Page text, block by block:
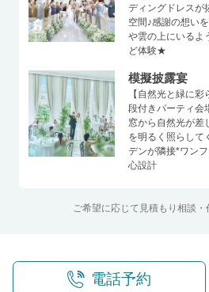
ディングドレスが
空間♪感謝の想い
や雲の上にいるよ
ど体験★
模擬披露宴
【自然光と緑に
段付きパーティ会
窓から自然光が差
を明るく照らし
デンが隣接*ワン
心設計
ご希望に応じて見積もり相談
電話予約